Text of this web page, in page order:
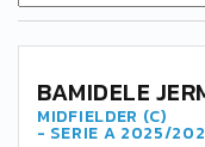
BAMIDELE
MIDFIELDER (C)
- SERIE A 2025/